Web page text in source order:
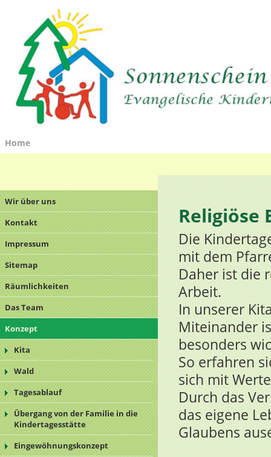
Home
Wir über uns
Kontakt
Impressum
Sitemap
Räumlichkeiten
Das Team
Konzept
Kita
Wald
Tagesablauf
Übergang von der Familie in die
Kindertagesstätte
Eingewöhnungskonzept
Religiöse
Die
mit dem
Daher ist die
Arbeit.
In unserer
Miteinander
besonders
So erfahren
sich mit
Durch das
das eigene
Glaubens